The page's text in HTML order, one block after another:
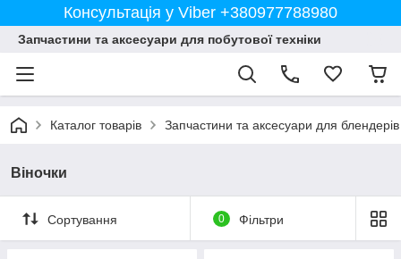
Консультація у Viber +380977788980
Запчастини та аксесуари для побутової техніки
Каталог товарів Запчастини та аксесуари для блендерів
Віночки
Сортування 0 Фільтри